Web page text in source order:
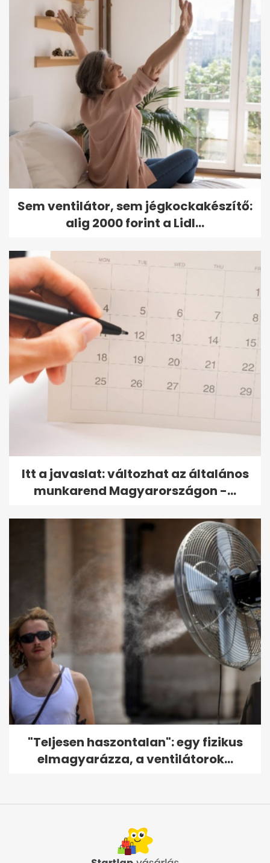
Sem ventilátor, sem jégkockakészítő:
alig 2000 forint a Lidl...
Itt a javaslat: változhat az általános
munkarend Magyarországon -...
"Teljesen haszontalan": egy fizikus
elmagyarázza, a ventilátorok...